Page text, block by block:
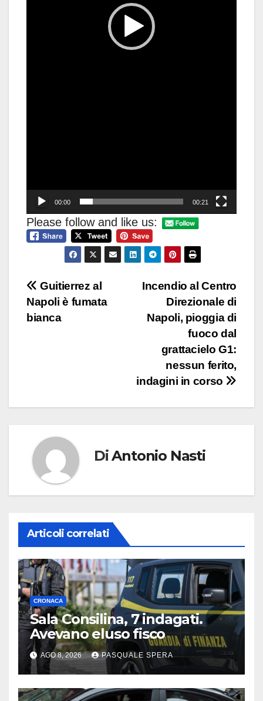
00:00 00:21
Please follow and like us:
Navigazione
articoli
Incendio al Centro
Direzionale di
Napoli, pioggia di
fuoco dal
grattacielo G1:
nessun ferito,
indagini in corso
Guitierrez al
Napoli è fumata
bianca
DiAntonio Nasti
Articoli correlati
CRONACA
Sala Consilina, 7 indagati.
Avevano eluso fisco
AGO 8, 2026 PASQUALE SPERA